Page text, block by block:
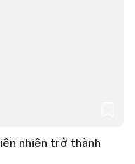
nhiên trở thành